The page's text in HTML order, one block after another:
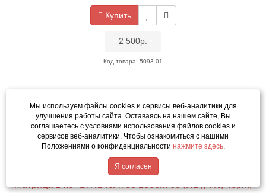
Купить
2 500р.
Код товара: 5093-01
Написать в MAX
Мы используем файлы cookies и сервисы веб-аналитики для
улучшения работы сайта. Оставаясь на нашем сайте, Вы
соглашаетесь с условиями использования файлов cookies и
сервисов веб-аналитики. Чтобы ознакомиться с нашими
Положениями о конфиденциальности нажмите здесь.
Я согласен